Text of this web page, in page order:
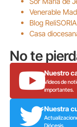
Venerable
Blog ReliSORIA
Casa
No te
Nuestro
Vídeos de
importantes.
Nuestra
Diócesis.